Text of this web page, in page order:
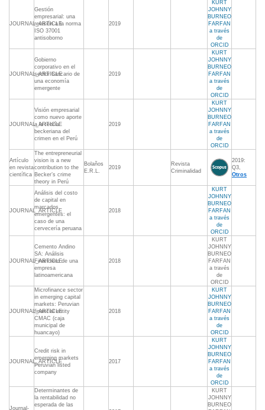
JOURNAL_ARTICLE
Gestión
empresarial: una
revisión a la norma
ISO 37001
antisoborno
2019
KURT
JOHNNY
BURNEO
FARFAN
a través
de
ORCID
JOURNAL_ARTICLE
Gobierno
corporativo en el
sector bancario de
una economía
emergente
2019
KURT
JOHNNY
BURNEO
FARFAN
a través
de
ORCID
JOURNAL_ARTICLE
Visión empresarial
como nuevo aporte
a la teoría
beckeriana del
crimen en el Perú
2019
KURT
JOHNNY
BURNEO
FARFAN
a través
de
ORCID
Artículo
en revista
científica
The entrepreneurial
vision is a new
contribution to the
Becker’s crime
theory in Perú
Bolaños
E.R.L.
2019
Revista
Criminalidad
2019:
Q3,
Otros
JOURNAL_ARTICLE
Análisis del costo
de capital en
marcados
emergentes: el
caso de una
cervecería peruana
2018
KURT
JOHNNY
BURNEO
FARFAN
a través
de
ORCID
JOURNAL_ARTICLE
Cemento Andino
SA: Análisis
Financiero de una
empresa
latinoamericana
2018
KURT
JOHNNY
BURNEO
FARFAN
a través
de
ORCID
JOURNAL_ARTICLE
Microfinance sector
in emerging capital
markets: Peruvian
financial entity
CMAC (caja
municipal de
huancayo)
2018
KURT
JOHNNY
BURNEO
FARFAN
a través
de
ORCID
JOURNAL_ARTICLE
Credit risk in
emerging markets
Peruvian listed
company
2017
KURT
JOHNNY
BURNEO
FARFAN
a través
de
ORCID
Journal-
Determinantes de
la rentabilidad no
esperada de las
KURT
JOHNNY
BURNEO